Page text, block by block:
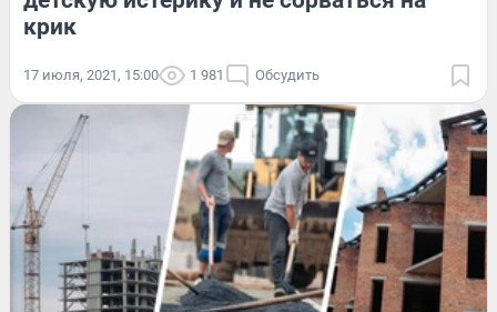
крик
17 июля, 2021, 15:00 1 981 Обсудить